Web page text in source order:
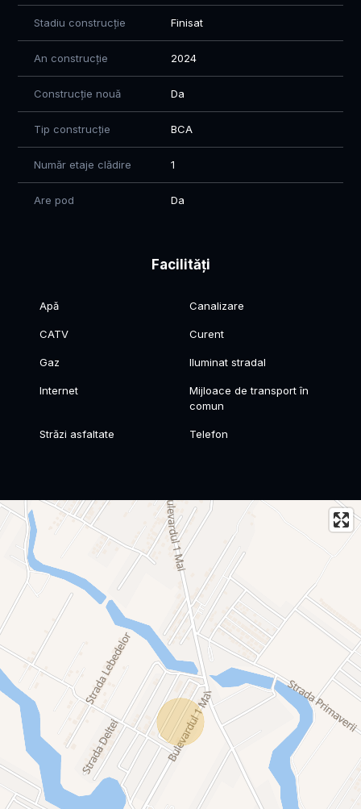
Stadiu construcție Finisat
An construcție 2024
Construcție nouă Da
Tip construcție BCA
Număr etaje clădire 1
Are pod Da
Facilități
Apă Canalizare
CATV Curent
Gaz Iluminat stradal
Internet
Mijloace de transport în
comun
Străzi asfaltate Telefon